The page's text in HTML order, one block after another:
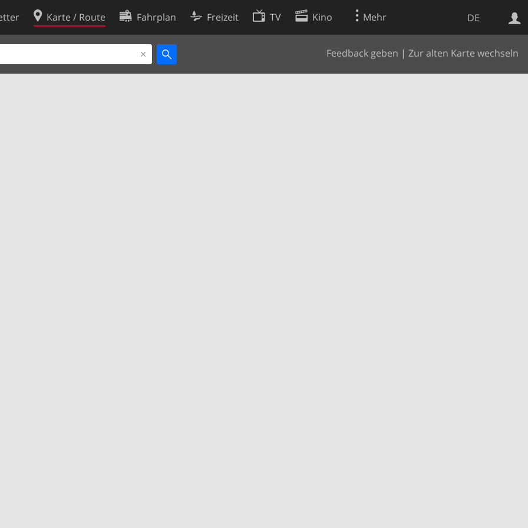
DE
Karte / Route Fahrplan Freizeit TV Kino Mehr
Feedback geben | Zur alten Karte wechseln
Websuche
Cookie-Richtlinie
Cookie-Einstellungen